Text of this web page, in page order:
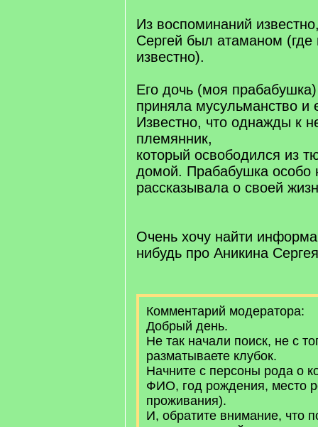
Из воспоминаний
Сергей был атаманом (где
известно).
Его дочь (моя
приняла мусульманство и
Известно, что однажды к
племянник,
который освободился из
домой. Прабабушка особо
рассказывала о своей
Очень хочу найти
нибудь про Аникина
Комментарий модератора:
Добрый день.
Не так начали поиск, не с
разматываете клубок.
Начните с персоны рода о
ФИО, год рождения, место
проживания).
И, обратите внимание, что